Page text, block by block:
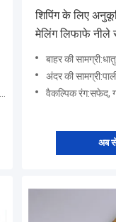
शिपिंग के लिए
मेलिंग लिफाफे नीले
बाहर की
अंदर की
वैकल्पिक रंग:सफेद, ग्रे,
अब